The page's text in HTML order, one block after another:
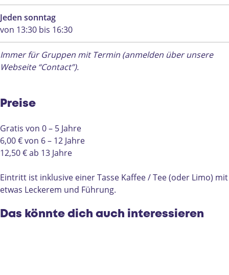
Jeden sonntag
von 13:30 bis 16:30
Immer für Gruppen mit Termin (anmelden über unsere
Webseite “Contact”).
Preise
Gratis von 0 – 5 Jahre
6,00 € von 6 – 12 Jahre
12,50 € ab 13 Jahre
Eintritt ist inklusive einer Tasse Kaffee / Tee (oder Limo) mit
etwas Leckerem und Führung.
Das könnte dich auch interessieren